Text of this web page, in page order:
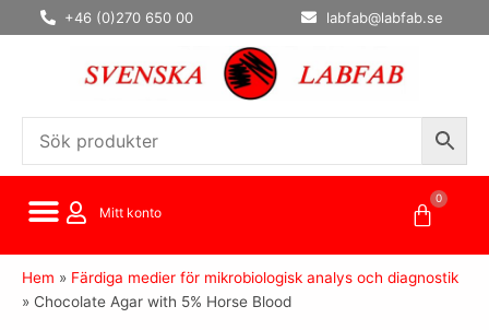
Hoppa
till
+46 (0)270 650 00 labfab@labfab.se
Mitt konto
0
Hem » Färdiga medier för mikrobiologisk analys och diagnostik
» Chocolate Agar with 5% Horse Blood